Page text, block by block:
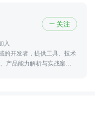
 关注
入
的开发者，提供工具、技术
产品能力解析与实战案例等